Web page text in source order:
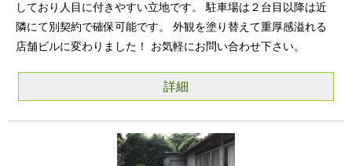
しており人目に付きやすい立地です。 駐車場は２台目以降は近
隣にて別契約で確保可能です。 外観を塗り替えて重厚感溢れる
店舗ビルに変わりました！ お気軽にお問い合わせ下さい。
詳細